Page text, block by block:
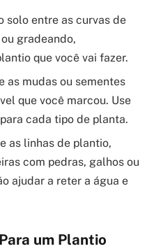
solo entre as curvas de
gradeando,
que você vai fazer.
as mudas ou sementes
que você marcou. Use
cada tipo de planta.
as linhas de plantio,
com pedras, galhos ou
ajudar a reter a água e
um Plantio